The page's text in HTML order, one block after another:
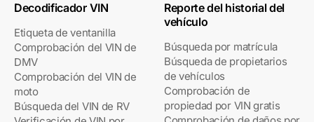
Decodificador VIN
Etiqueta de ventanilla
Comprobación del VIN de
DMV
Comprobación del VIN de
moto
Búsqueda del VIN de RV
Reporte del historial del
vehículo
Búsqueda por matrícula
Búsqueda de propietarios
de vehículos
Comprobación de
propiedad por VIN gratis